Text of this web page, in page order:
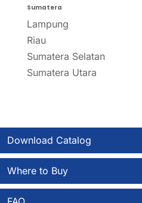
Sumatera
Lampung
Riau
Sumatera Selatan
Sumatera Utara
Download Catalog
Where to Buy